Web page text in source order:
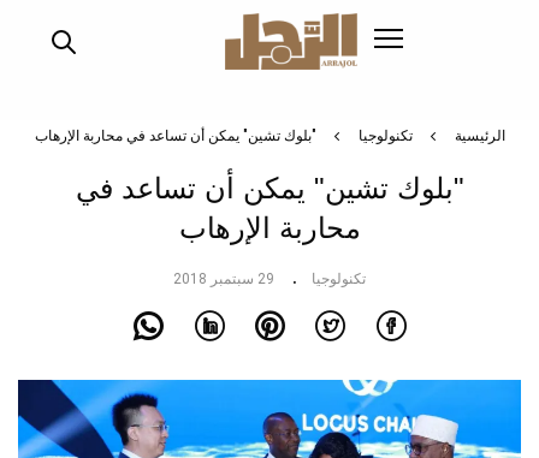
الرئيسية تكنولوجيا "بلوك تشين" يمكن أن تساعد في محاربة الإرهاب
"بلوك تشين" يمكن أن تساعد في
محاربة الإرهاب
تكنولوجيا 29 سبتمبر 2018